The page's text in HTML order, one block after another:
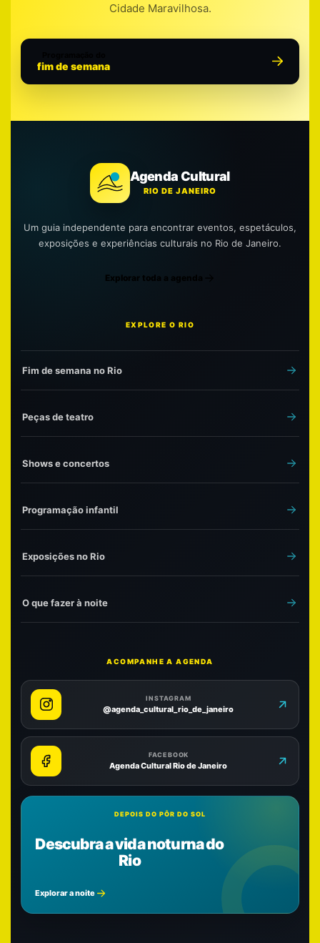
Cidade Maravilhosa.
fim de semana
Agenda Cultural
RIO DE JANEIRO
Um guia independente para encontrar eventos, espetáculos,
exposições e experiências culturais no Rio de Janeiro.
Explorar toda a agenda
EXPLORE O RIO
Fim de semana no Rio
Peças de teatro
Shows e concertos
Programação infantil
Exposições no Rio
O que fazer à noite
ACOMPANHE A AGENDA
INSTAGRAM
@agenda_cultural_rio_de_janeiro
FACEBOOK
Agenda Cultural Rio de Janeiro
DEPOIS DO PÔR DO SOL
Descubra a vida noturna do
Rio
Explorar a noite